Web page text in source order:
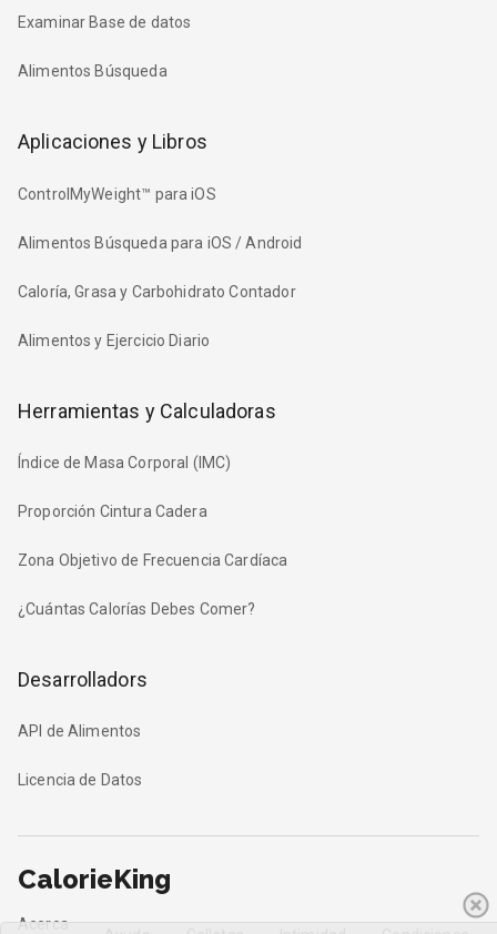
Examinar Base de datos
Alimentos Búsqueda
Aplicaciones y Libros
ControlMyWeight™ para iOS
Alimentos Búsqueda para iOS / Android
Caloría, Grasa y Carbohidrato Contador
Alimentos y Ejercicio Diario
Herramientas y Calculadoras
Índice de Masa Corporal (IMC)
Proporción Cintura Cadera
Zona Objetivo de Frecuencia Cardíaca
¿Cuántas Calorías Debes Comer?
Desarrolladors
API de Alimentos
Licencia de Datos
CalorieKing
Acerca